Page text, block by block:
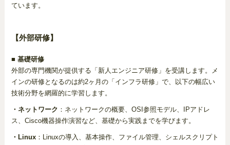
ています。
【外部研修】
■ 基礎研修
外部の専門機関が提供する「新人エンジニア研修」を受講します。メ
インの研修となるのは約2ヶ月の「インフラ研修」で、以下の幅広い
技術分野を網羅的に学習します。
・ネットワーク ：ネットワークの概要、OSI参照モデル、IPアドレ
ス、Cisco機器操作演習など、基礎から実践までを学びます。
・Linux：Linuxの導入、基本操作、ファイル管理、シェルスクリプト